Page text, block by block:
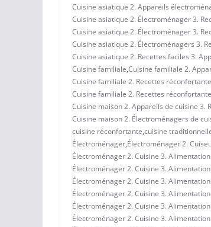
Cuisine asiatique 2. Appareils
Cuisine asiatique 2. Électroménager 3.
Cuisine asiatique 2. Électroménager 3.
Cuisine asiatique 2. Électroménagers 3.
Cuisine asiatique 2. Recettes faciles 3.
Cuisine familiale,Cuisine familiale 2.
Cuisine familiale 2. Recettes
Cuisine familiale 2. Recettes
Cuisine maison 2. Appareils de cuisine 3.
Cuisine maison 2. Électroménagers de
cuisine réconfortante,cuisine
Électroménager,Électroménager 2.
Électroménager 2. Cuisine 3.
Électroménager 2. Cuisine 3.
Électroménager 2. Cuisine 3.
Électroménager 2. Cuisine 3.
Électroménager 2. Cuisine 3.
Électroménager 2. Cuisine 3.